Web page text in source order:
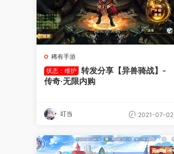
稀有手游
状态：维护 转发分享【异兽骑战】-
传奇·无限内购
叮当 2021-07-02